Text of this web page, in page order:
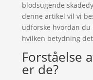
blodsugende
denne artikel vil vi
udforske hvordan du
hvilken betydning
Forståelse
er de?